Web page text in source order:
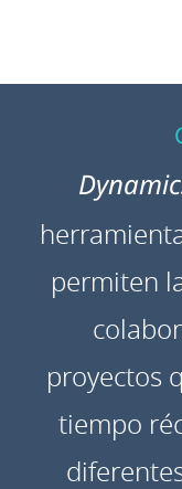
permiten
proyectos
tiempo